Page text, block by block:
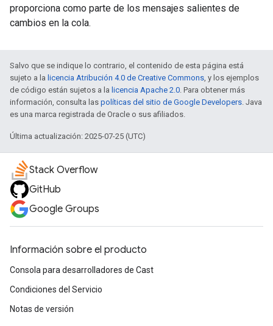
proporciona como parte de los mensajes salientes de
cambios en la cola.
Salvo que se indique lo contrario, el contenido de esta página está
sujeto a la licencia Atribución 4.0 de Creative Commons, y los ejemplos
de código están sujetos a la licencia Apache 2.0. Para obtener más
información, consulta las políticas del sitio de Google Developers. Java
es una marca registrada de Oracle o sus afiliados.
Última actualización: 2025-07-25 (UTC)
Stack Overflow
GitHub
Google Groups
Información sobre el producto
Consola para desarrolladores de Cast
Condiciones del Servicio
Notas de versión